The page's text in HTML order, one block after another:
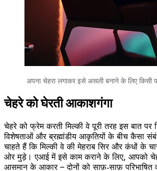
अपना चेहरा लगाकर इसे असली बनाने के लिए किसी
चेहरे को घेरती आकाशगंगा
चेहरे को फ्रेम करती मिल्की वे पूरी तरह इस बात पर
चाहते हैं कि मिल्की वे की मेहराब सिर और कंधों के
ओर मुड़े। एआई में इसे काम कराने के लिए, आपको
आसमान के आकार – दोनों को साफ़‑साफ़ परिभाषित
मॉडल तारों को बेतरतीब बिखेर देगा और फ्रेमिंग
ऐसे प्रॉम्प्ट्स का उपयोग करें जैसे “side
cinematic, Milky Way arch centered